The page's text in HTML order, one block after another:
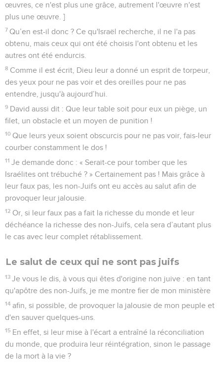
œuvres, ce n'est plus une grâce, autrement l'œuvre n'est
plus une œuvre. ]
7 Qu’en est-il donc ? Ce qu'Israël recherche, il ne l'a pas
obtenu, mais ceux qui ont été choisis l'ont obtenu et les
autres ont été endurcis.
8 Comme il est écrit, Dieu leur a donné un esprit de torpeur,
des yeux pour ne pas voir et des oreilles pour ne pas
entendre, jusqu'à aujourd’hui.
9 David aussi dit : Que leur table soit pour eux un piège, un
filet, un obstacle et un moyen de punition !
10 Que leurs yeux soient obscurcis pour ne pas voir, fais-leur
courber constamment le dos !
11 Je demande donc : « Serait-ce pour tomber que les
Israélites ont trébuché ? » Certainement pas ! Mais grâce à
leur faux pas, les non-Juifs ont eu accès au salut afin de
provoquer leur jalousie.
12 Or, si leur faux pas a fait la richesse du monde et leur
déchéance la richesse des non-Juifs, cela sera d’autant plus
le cas avec leur complet rétablissement.
Le salut de ceux qui ne sont pas juifs
13 Je vous le dis, à vous qui êtes d'origine non juive : en tant
qu'apôtre des non-Juifs, je me montre fier de mon ministère
14 afin, si possible, de provoquer la jalousie de mon peuple et
d'en sauver quelques-uns.
15 En effet, si leur mise à l'écart a entraîné la réconciliation
du monde, que produira leur réintégration, sinon le passage
de la mort à la vie ?